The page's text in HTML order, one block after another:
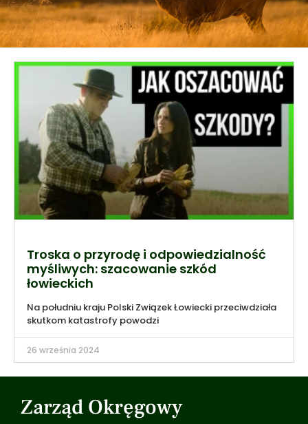
Troska o przyrodę i odpowiedzialność
myśliwych: szacowanie szkód
łowieckich
Na południu kraju Polski Związek Łowiecki przeciwdziała
skutkom katastrofy powodzi
26 września 2024
Zarząd Okręgowy